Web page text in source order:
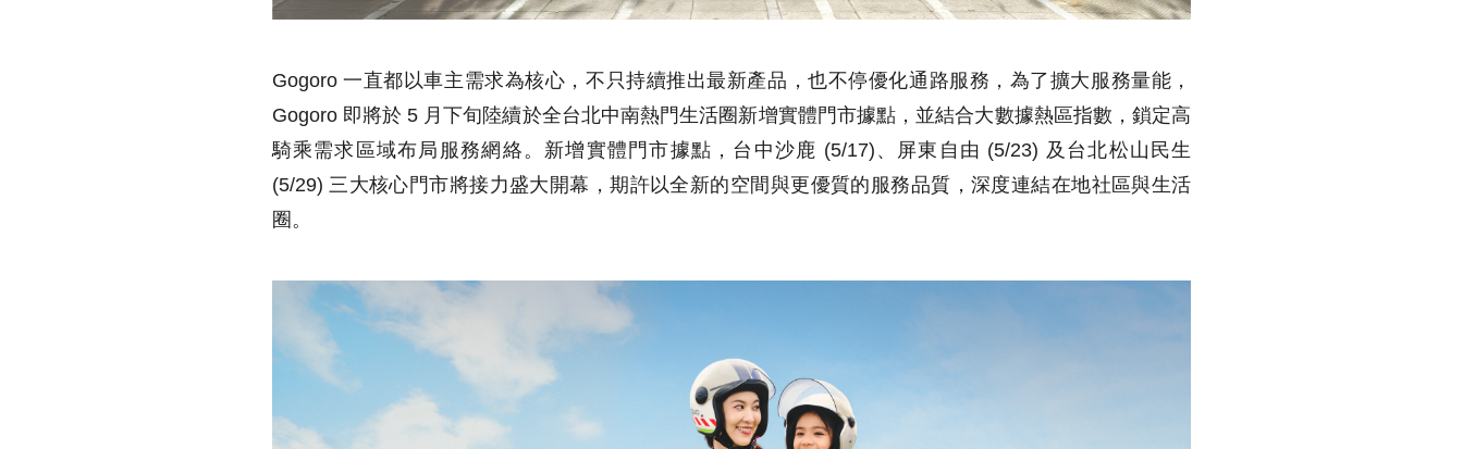
Gogoro 一直都以車主需求為核心，不只持續推出最新產品，也不停優化通路服務，為了擴大服務量能，
Gogoro 即將於 5 月下旬陸續於全台北中南熱門生活圈新增實體門市據點，並結合大數據熱區指數，鎖定高
騎乘需求區域布局服務網絡。新增實體門市據點，台中沙鹿 (5/17)、屏東自由 (5/23) 及台北松山民生
(5/29) 三大核心門市將接力盛大開幕，期許以全新的空間與更優質的服務品質，深度連結在地社區與生活
圈。